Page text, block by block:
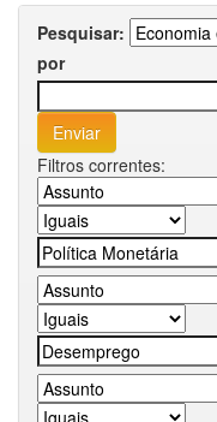
Pesquisar:
por
Filtros correntes: